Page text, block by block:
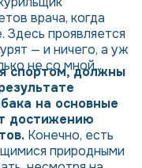
врача, когда
проявляется
— и ничего, а уж
не со мной...
спортом, должны
на основные
достижению
Конечно, есть
природными